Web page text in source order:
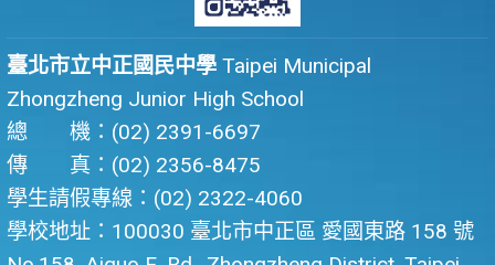
臺北市立中正國民中學 Taipei Municipal
Zhongzheng Junior High School
總 機：(02) 2391-6697
傳 真：(02) 2356-8475
學生請假專線：(02) 2322-4060
學校地址：100030 臺北市中正區 愛國東路 158 號